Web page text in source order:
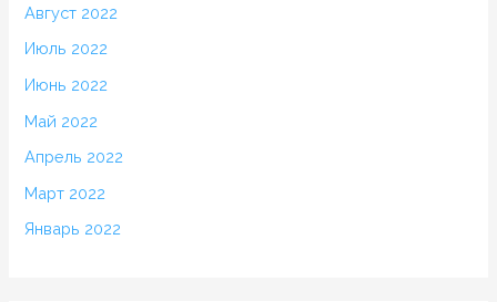
Август 2022
Июль 2022
Июнь 2022
Май 2022
Апрель 2022
Март 2022
Январь 2022